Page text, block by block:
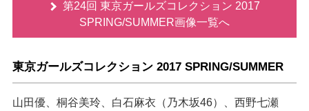
第24回 東京ガールズコレクション 2017
SPRING/SUMMER画像一覧へ
東京ガールズコレクション 2017 SPRING/SUMMER
山田優、桐谷美玲、白石麻衣（乃木坂46）、西野七瀬